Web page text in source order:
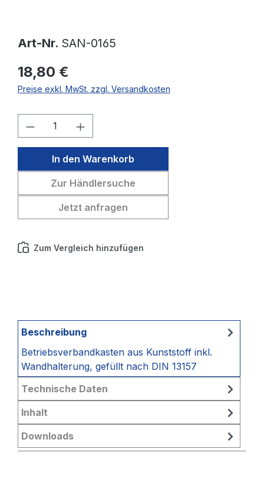
Art-Nr. SAN-0165
18,80 €
Preise exkl. MwSt. zzgl. Versandkosten
Produkt Anzahl: Gib den
In den Warenkorb
Zur Händlersuche
Jetzt anfragen
Zum Vergleich hinzufügen
Beschreibung
Betriebsverbandkasten aus Kunststoff inkl.
Wandhalterung, gefüllt nach DIN 13157
Technische Daten
Inhalt
Downloads